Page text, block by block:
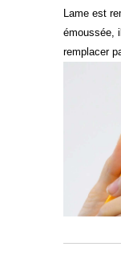
Lame est
émoussée,
remplacer